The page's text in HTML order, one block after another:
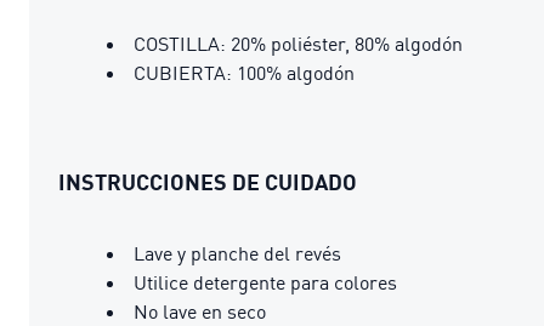
COSTILLA: 20% poliéster, 80% algodón
CUBIERTA: 100% algodón
INSTRUCCIONES DE CUIDADO
Lave y planche del revés
Utilice detergente para colores
No lave en seco